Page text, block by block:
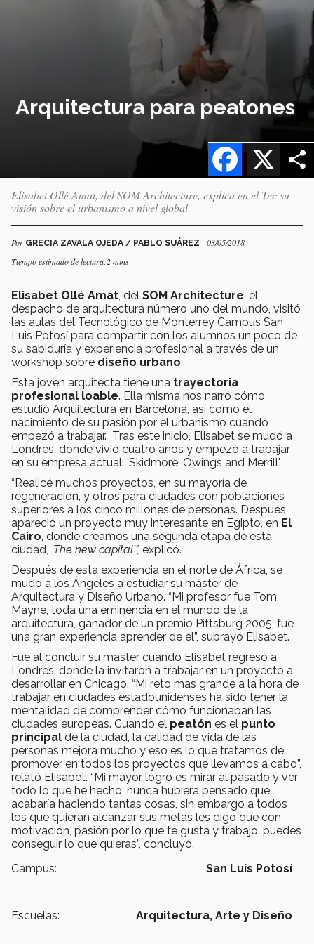
Arquitectura para peatones
X
Facebook
Elisabet Ollé Amat, del SOM Architecture, explica en el Tec su
visión sobre el urbanismo a nivel global
Por GRECIA ZAVALA OJEDA / PABLO SUÁREZ - 03/05/2018
Tiempo estimado de lectura:2 mins
Elisabet Ollé Amat , del SOM Architecture , el
despacho de arquitectura número uno del mundo, visitó
las aulas del Tecnológico de Monterrey Campus San
Luis Potosí para compartir con los alumnos un poco de
su sabiduría y experiencia profesional a través de un
workshop sobre diseño urbano.
Esta joven arquitecta tiene una trayectoria
profesional loable. Ella misma nos narró cómo
estudió Arquitectura en Barcelona, así como el
nacimiento de su pasión por el urbanismo cuando
empezó a trabajar. Tras este inicio, Elisabet se mudó a
Londres, donde vivió cuatro años y empezó a trabajar
en su empresa actual: 'Skidmore, Owings and Merrill'.
“Realicé muchos proyectos, en su mayoría de
regeneración, y otros para ciudades con poblaciones
superiores a los cinco millones de personas. Después,
apareció un proyecto muy interesante en Egipto, en El
Cairo , donde creamos una segunda etapa de esta
ciudad, 'The new capital'", explicó.
Después de esta experiencia en el norte de África, se
mudó a los Ángeles a estudiar su máster de
Arquitectura y Diseño Urbano. “Mi profesor fue Tom
Mayne, toda una eminencia en el mundo de la
arquitectura, ganador de un premio Pittsburg 2005, fue
una gran experiencia aprender de él”, subrayó Elisabet.
Fue al concluir su master cuando Elisabet regresó a
Londres, donde la invitaron a trabajar en un proyecto a
desarrollar en Chicago. “Mi reto mas grande a la hora de
trabajar en ciudades estadounidenses ha sido tener la
mentalidad de comprender cómo funcionaban las
ciudades europeas. Cuando el peatón es el punto
principal de la ciudad, la calidad de vida de las
personas mejora mucho y eso es lo que tratamos de
promover en todos los proyectos que llevamos a cabo”,
relató Elisabet. “Mi mayor logro es mirar al pasado y ver
todo lo que he hecho, nunca hubiera pensado que
acabaría haciendo tantas cosas, sin embargo a todos
los que quieran alcanzar sus metas les digo que con
motivación, pasión por lo que te gusta y trabajo, puedes
conseguir lo que quieras”, concluyó.
Campus:
San Luis Potosí
Escuelas: Arquitectura, Arte y Diseño